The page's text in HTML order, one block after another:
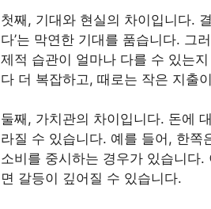
첫째, 기대와 현실의 차이입니다.
다’는 막연한 기대를 품습니다. 그
제적 습관이 얼마나 다를 수 있는
다 더 복잡하고, 때로는 작은 지출
둘째, 가치관의 차이입니다. 돈에
라질 수 있습니다. 예를 들어, 한쪽
소비를 중시하는 경우가 있습니다
면 갈등이 깊어질 수 있습니다.